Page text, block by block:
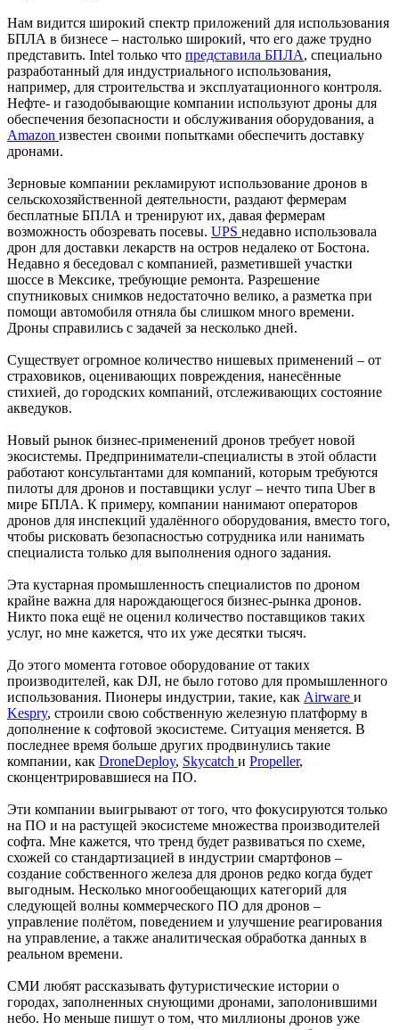
Нам видится широкий спектр приложений для использования
БПЛА в бизнесе – настолько широкий, что его даже трудно
представить. Intel только что представила БПЛА, специально
разработанный для индустриального использования,
например, для строительства и эксплуатационного контроля.
Нефте- и газодобывающие компании используют дроны для
обеспечения безопасности и обслуживания оборудования, а
Amazon известен своими попытками обеспечить доставку
дронами.
Зерновые компании рекламируют использование дронов в
сельскохозяйственной деятельности, раздают фермерам
бесплатные БПЛА и тренируют их, давая фермерам
возможность обозревать посевы. UPS недавно использовала
дрон для доставки лекарств на остров недалеко от Бостона.
Недавно я беседовал с компанией, разметившей участки
шоссе в Мексике, требующие ремонта. Разрешение
спутниковых снимков недостаточно велико, а разметка при
помощи автомобиля отняла бы слишком много времени.
Дроны справились с задачей за несколько дней.
Существует огромное количество нишевых применений – от
страховиков, оценивающих повреждения, нанесённые
стихией, до городских компаний, отслеживающих состояние
акведуков.
Новый рынок бизнес-применений дронов требует новой
экосистемы. Предприниматели-специалисты в этой области
работают консультантами для компаний, которым требуются
пилоты для дронов и поставщики услуг – нечто типа Uber в
мире БПЛА. К примеру, компании нанимают операторов
дронов для инспекций удалённого оборудования, вместо того,
чтобы рисковать безопасностью сотрудника или нанимать
специалиста только для выполнения одного задания.
Эта кустарная промышленность специалистов по дроном
крайне важна для нарождающегося бизнес-рынка дронов.
Никто пока ещё не оценил количество поставщиков таких
услуг, но мне кажется, что их уже десятки тысяч.
До этого момента готовое оборудование от таких
производителей, как DJI, не было готово для промышленного
использования. Пионеры индустрии, такие, как Airware и
Kespry, строили свою собственную железную платформу в
дополнение к софтовой экосистеме. Ситуация меняется. В
последнее время больше других продвинулись такие
компании, как DroneDeploy, Skycatch и Propeller,
сконцентрировавшиеся на ПО.
Эти компании выигрывают от того, что фокусируются только
на ПО и на растущей экосистеме множества производителей
софта. Мне кажется, что тренд будет развиваться по схеме,
схожей со стандартизацией в индустрии смартфонов –
создание собственного железа для дронов редко когда будет
выгодным. Несколько многообещающих категорий для
следующей волны коммерческого ПО для дронов –
управление полётом, поведением и улучшение реагирования
на управление, а также аналитическая обработка данных в
реальном времени.
СМИ любят рассказывать футуристические истории о
городах, заполненных снующими дронами, заполонившими
небо. Но меньше пишут о том, что миллионы дронов уже